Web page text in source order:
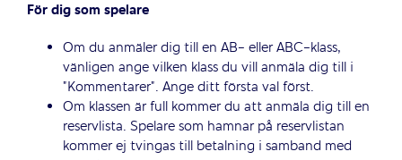
För dig som spelare
Om du anmäler dig till en AB- eller ABC-klass,
vänligen ange vilken klass du vill anmäla dig till i
”Kommentarer”. Ange ditt första val först.
Om klassen är full kommer du att anmäla dig till en
reservlista. Spelare som hamnar på reservlistan
kommer ej tvingas till betalning i samband med